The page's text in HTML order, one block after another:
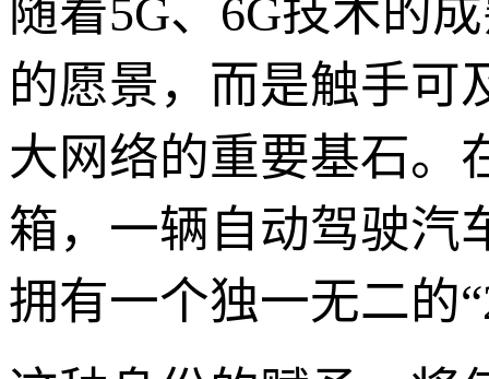
随着5G、6G技术的
的愿景，而是触手可
大网络的重要基石。
箱，一辆自动驾驶汽
拥有一个独一无二的